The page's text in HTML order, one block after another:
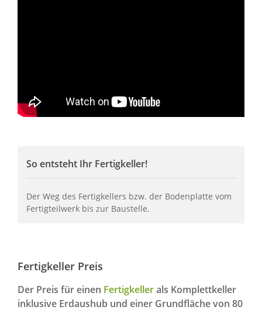
So entsteht Ihr Fertigkeller!
Der Weg des Fertigkellers bzw. der Bodenplatte vom
Fertigteilwerk bis zur Baustelle.
Fertigkeller Preis
Der Preis für einen Fertigkellerals Komplettkeller
inklusive Erdaushub und einer Grundfläche von 80